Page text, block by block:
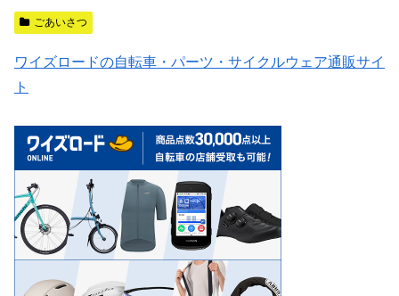
ごあいさつ
ワイズロードの自転車・パーツ・サイクルウェア通販サイ
ト